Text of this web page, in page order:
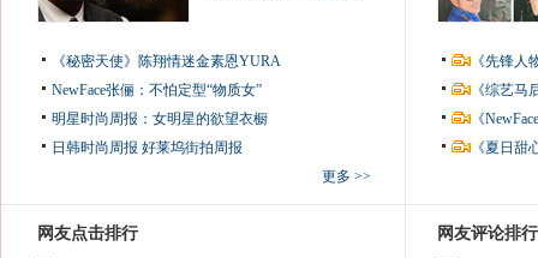
《秘密天使》陈翔情迷金素恩YURA
NewFace张俪：不怕定型“物质女”
明星时尚周报：女明星的欲望衣橱
日韩时尚周报 好莱坞街拍周报
更多 >>
《先锋
《综艺
《
《夏日
网友点击排行 网友评论排行